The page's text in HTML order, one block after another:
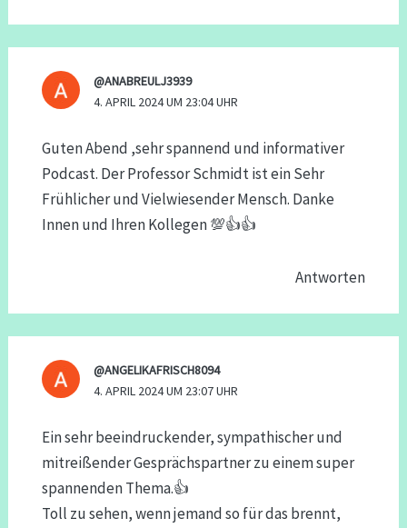
@ANABREULJ3939
4. APRIL 2024 UM 23:04 UHR
Guten Abend ,sehr spannend und informativer
Podcast. Der Professor Schmidt ist ein Sehr
Frühlicher und Vielwiesender Mensch. Danke
Innen und Ihren Kollegen 💯👍👍
Antworten
@ANGELIKAFRISCH8094
4. APRIL 2024 UM 23:07 UHR
Ein sehr beeindruckender, sympathischer und
mitreißender Gesprächspartner zu einem super
spannenden Thema.👍
Toll zu sehen, wenn jemand so für das brennt,